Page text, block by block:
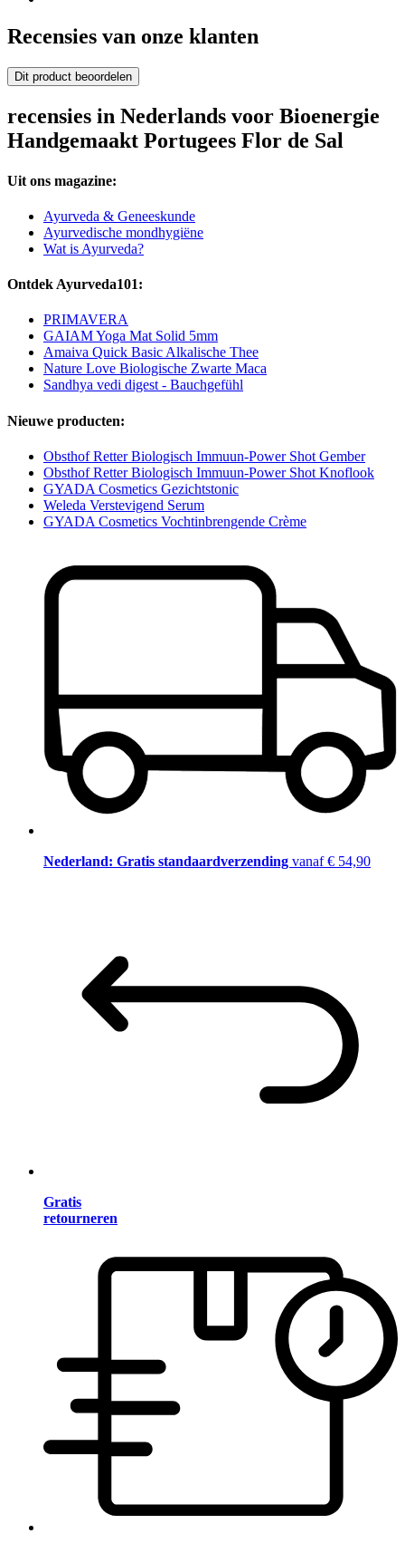
Recensies van onze klanten
Dit product beoordelen
recensies in Nederlands voor Bioenergie
Handgemaakt Portugees Flor de Sal
Uit ons magazine:
Ayurveda & Geneeskunde
Ayurvedische mondhygiëne
Wat is Ayurveda?
Ontdek Ayurveda101:
PRIMAVERA
GAIAM Yoga Mat Solid 5mm
Amaiva Quick Basic Alkalische Thee
Nature Love Biologische Zwarte Maca
Sandhya vedi digest - Bauchgefühl
Nieuwe producten:
Obsthof Retter Biologisch Immuun-Power Shot Gember
Obsthof Retter Biologisch Immuun-Power Shot Knoflook
GYADA Cosmetics Gezichtstonic
Weleda Verstevigend Serum
GYADA Cosmetics Vochtinbrengende Crème
Nederland: Gratis standaardverzending vanaf € 54,90
Gratis
retourneren